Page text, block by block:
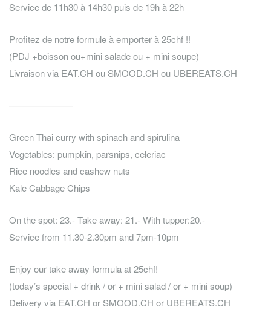
Service de 11h30 à 14h30 puis de 19h à 22h
Profitez de notre formule à emporter à 25chf !!
(PDJ +boisson ou+mini salade ou + mini soupe)
Livraison via EAT.CH ou SMOOD.CH ou UBEREATS.CH
———————
Green Thai curry with spinach and spirulina
Vegetables: pumpkin, parsnips, celeriac
Rice noodles and cashew nuts
Kale Cabbage Chips
On the spot: 23.- Take away: 21.- With tupper:20.-
Service from 11.30-2.30pm and 7pm-10pm
Enjoy our take away formula at 25chf!
(today’s special + drink / or + mini salad / or + mini soup)
Delivery via EAT.CH or SMOOD.CH or UBEREATS.CH